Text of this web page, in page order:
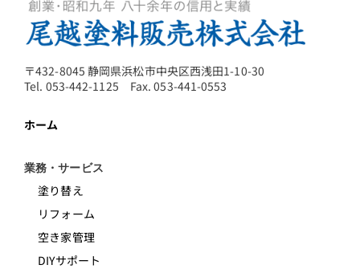
〒432-8045 静岡県浜松市中央区西浅田1-10-30
Tel. 053-442-1125 Fax. 053-441-0553
ホーム
業務・サービス
塗り替え
リフォーム
空き家管理
DIYサポート